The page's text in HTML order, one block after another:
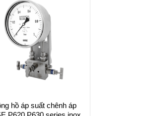
hồ áp suất chênh áp